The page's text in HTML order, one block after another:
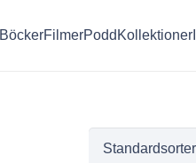
BöckerFilmerPodd Kollektioner